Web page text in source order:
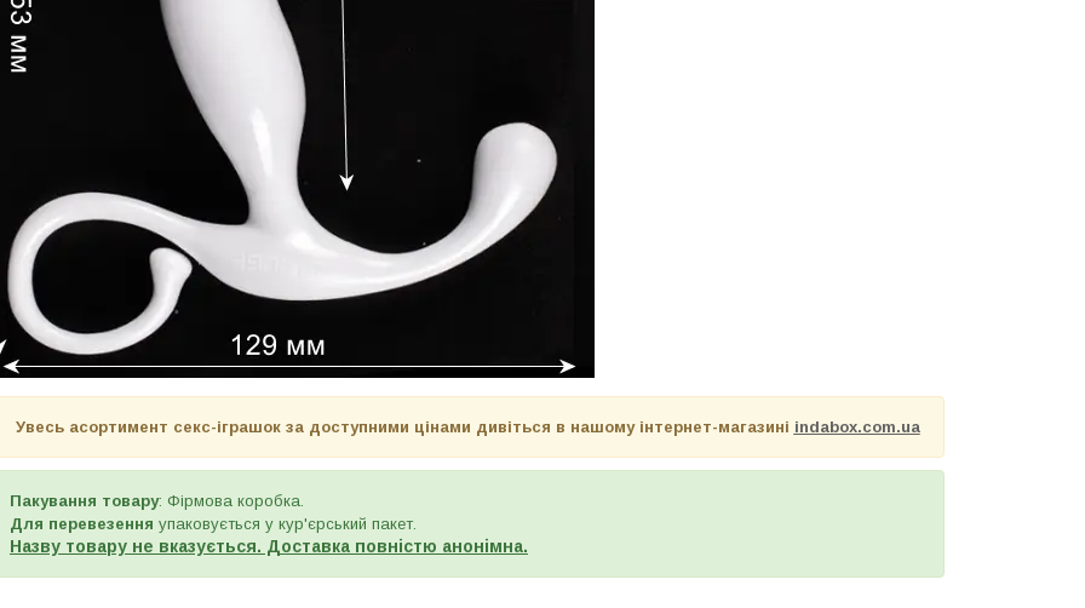
Увесь асортимент секс-іграшок за доступними цінами дивіться в нашому інтернет-магазині indabox.com.ua
Пакування товару: Фірмова коробка.
Для перевезення упаковується у кур'єрський пакет.
Назву товару не вказується. Доставка повністю анонімна.